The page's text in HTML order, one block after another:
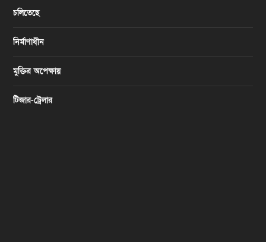
চলিতেছে
নির্মাণাধীন
মুক্তির অপেক্ষায়
টিজার-ট্রেলার